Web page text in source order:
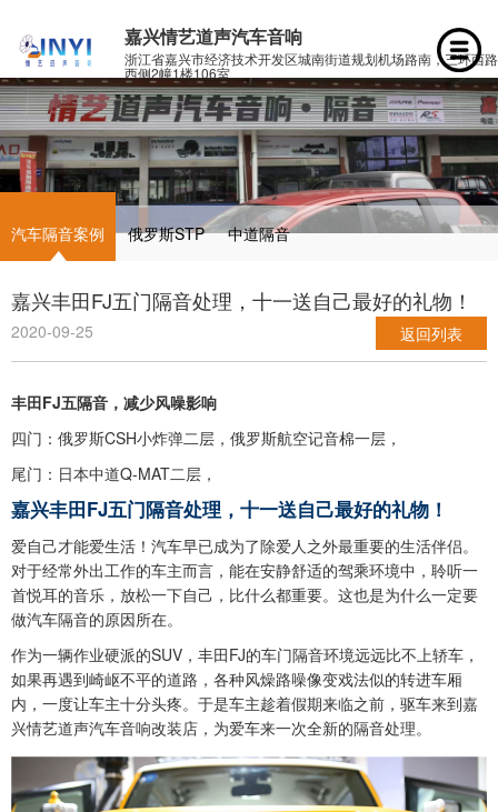
嘉兴情艺道声汽车音响
浙江省嘉兴市经济技术开发区城南街道规划机场路南，三环西路
西侧2幢1楼106室
汽车隔音案例 俄罗斯STP 中道隔音
嘉兴丰田FJ五门隔音处理，十一送自己最好的礼物！
2020-09-25 返回列表
丰田FJ五隔音，减少风噪影响
四门：俄罗斯CSH小炸弹二层，俄罗斯航空记音棉一层，
尾门：日本中道Q-MAT二层，
嘉兴丰田FJ五门隔音处理，十一送自己最好的礼物！
爱自己才能爱生活！汽车早已成为了除爱人之外最重要的生活伴侣。
对于经常外出工作的车主而言，能在安静舒适的驾乘环境中，聆听一
首悦耳的音乐，放松一下自己，比什么都重要。这也是为什么一定要
做汽车隔音的原因所在。
作为一辆作业硬派的SUV，丰田FJ的车门隔音环境远远比不上轿车，
如果再遇到崎岖不平的道路，各种风燥路噪像变戏法似的转进车厢
内，一度让车主十分头疼。于是车主趁着假期来临之前，驱车来到嘉
兴情艺道声汽车音响改装店，为爱车来一次全新的隔音处理。